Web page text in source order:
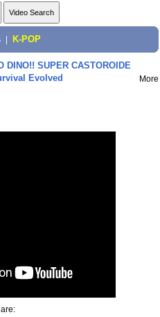
K-POP
DINO!! SUPER CASTOROIDE
Evolved
More